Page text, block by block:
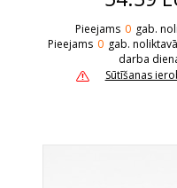
Pieejams 0 gab.
Pieejams 0 gab.
darba
Sūtīšanas